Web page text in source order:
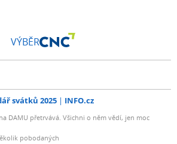
VÝBĚR
svátků 2025 INFO.cz
DAMU přetrvává. Všichni o něm vědí, jen moc
pobodaných